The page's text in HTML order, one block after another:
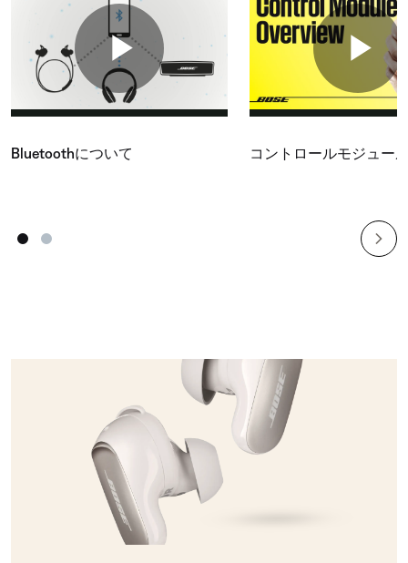
Bluetoothについて コントロールモジュー